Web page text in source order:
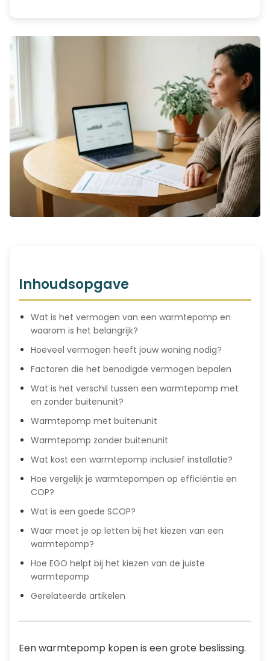
Inhoudsopgave
Wat is het vermogen van een warmtepomp en
waarom is het belangrijk?
Hoeveel vermogen heeft jouw woning nodig?
Factoren die het benodigde vermogen bepalen
Wat is het verschil tussen een warmtepomp met
en zonder buitenunit?
Warmtepomp met buitenunit
Warmtepomp zonder buitenunit
Wat kost een warmtepomp inclusief installatie?
Hoe vergelijk je warmtepompen op efficiëntie en
COP?
Wat is een goede SCOP?
Waar moet je op letten bij het kiezen van een
warmtepomp?
Hoe EGO helpt bij het kiezen van de juiste
warmtepomp
Gerelateerde artikelen
Een warmtepomp kopen is een grote beslissing.